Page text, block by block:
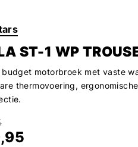
ST-1 WP
budget motorbroek met vaste
thermovoering,